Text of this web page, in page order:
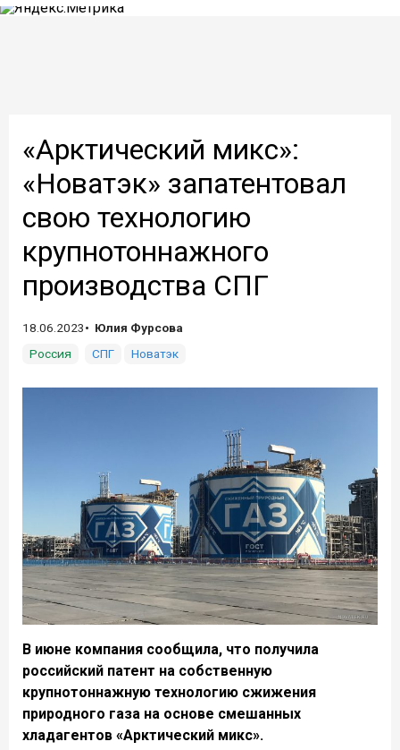
«Арктический микс»:
«Новатэк» запатентовал
свою технологию
крупнотоннажного
производства СПГ
18.06.2023
Юлия Фурсова
Россия
СПГ Новатэк
В июне компания сообщила, что получила
российский патент на собственную
крупнотоннажную технологию сжижения
природного газа на основе смешанных
хладагентов «Арктический микс».